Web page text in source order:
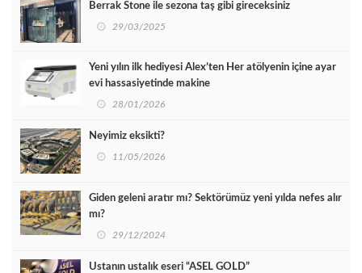
Berrak Stone ile sezona taş gibi gireceksiniz
29/03/2025
Yeni yılın ilk hediyesi Alex’ten Her atölyenin içine ayar
evi hassasiyetinde makine
28/01/2026
Neyimiz eksikti?
11/05/2026
Giden geleni aratır mı? Sektörümüz yeni yılda nefes alır
mı?
29/12/2024
Ustanın ustalık eseri “ASEL GOLD”